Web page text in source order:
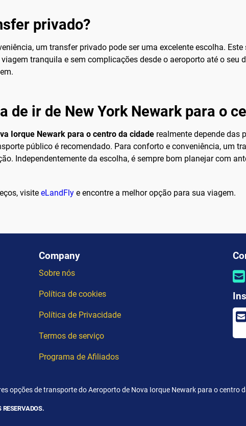
privado?
um transfer privado pode ser uma excelente escolha.
tranquila e sem complicações desde o aeroporto até o seu
de ir de New York Newark para o
Iorque Newark para o centro da cidade realmente depende das
público é recomendado. Para conforto e conveniência, um
Independentemente da escolha, é sempre bom planejar com
visite eLandFly e encontre a melhor opção para sua viagem.
Company
Sobre nós
Política de cookies
Política de Privacidade
Termos de serviço
Programa de Afiliados
opções de transporte do Aeroporto de Nova Iorque Newark para o centro
RESERVADOS.